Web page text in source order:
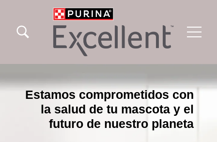
Menu Secundario Excellent
Menu Principal Excellent
Estamos comprometidos con
la salud de tu mascota y el
futuro de nuestro planeta